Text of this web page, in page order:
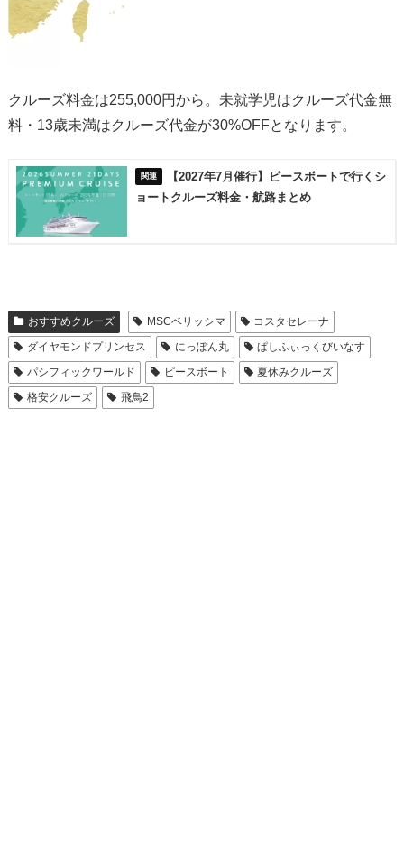
クルーズ料金は255,000円から。未就学児はクルーズ代金無
料・13歳未満はクルーズ代金が30%OFFとなります。
【2027年7月催行】ピースボートで行くシ
ョートクルーズ料金・航路まとめ
おすすめクルーズ MSCベリッシマ
コスタセレーナ
ダイヤモンドプリンセス
にっぽん丸
ぱしふぃっくびいなす
パシフィックワールド
ピースボート
夏休みクルーズ
格安クルーズ
飛鳥2